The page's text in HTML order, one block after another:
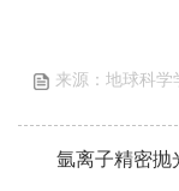
来源：地球科学
氩离子精密抛